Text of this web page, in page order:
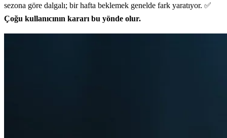
sezona göre dalgalı; bir hafta beklemek genelde fark yaratıyor. ✅
Çoğu kullanıcının kararı bu yönde olur.